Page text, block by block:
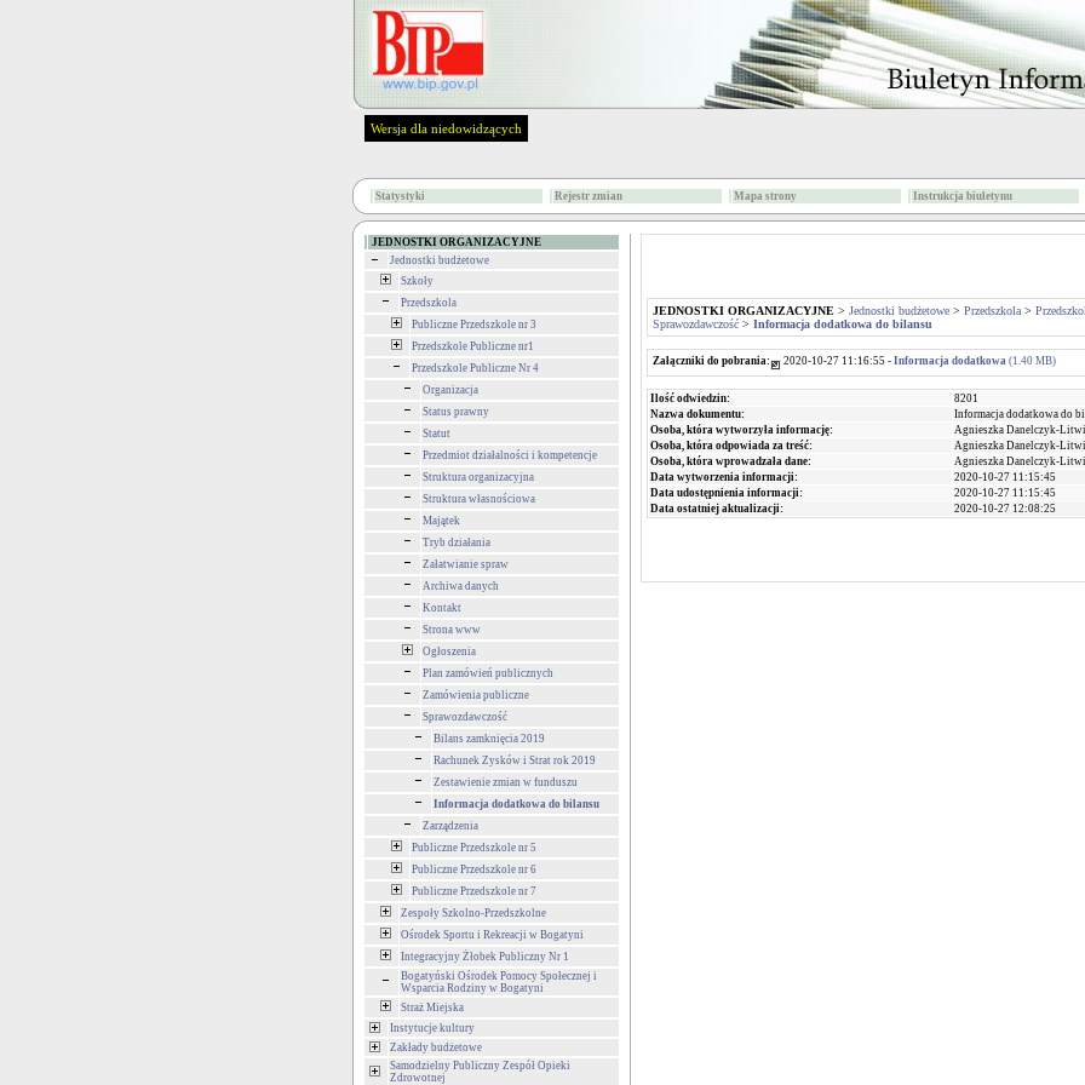
Wersja dla niedowidzących
Statystyki Rejestr zmian Mapa strony Instrukcja biuletynu
JEDNOSTKI ORGANIZACYJNE
Jednostki budżetowe
Szkoły
Przedszkola
Publiczne Przedszkole nr 3
Przedszkole Publiczne nr1
Przedszkole Publiczne Nr 4
Organizacja
Status prawny
Statut
Przedmiot działalności i kompetencje
Struktura organizacyjna
Struktura własnościowa
Majątek
Tryb działania
Załatwianie spraw
Archiwa danych
Kontakt
Strona www
Ogłoszenia
Plan zamówień publicznych
Zamówienia publiczne
Sprawozdawczość
Bilans zamknięcia 2019
Rachunek Zysków i Strat rok 2019
Zestawienie zmian w funduszu
Informacja dodatkowa do bilansu
Zarządzenia
Publiczne Przedszkole nr 5
Publiczne Przedszkole nr 6
Publiczne Przedszkole nr 7
Zespoły Szkolno-Przedszkolne
Ośrodek Sportu i Rekreacji w Bogatyni
Integracyjny Żłobek Publiczny Nr 1
Bogatyński Ośrodek Pomocy Społecznej i
Wsparcia Rodziny w Bogatyni
Straż Miejska
Instytucje kultury
Zakłady budżetowe
Samodzielny Publiczny Zespół Opieki
Zdrowotnej
JEDNOSTKI ORGANIZACYJNE > Jednostki budżetowe > Przedszkola >
Sprawozdawczość > Informacja dodatkowa do bilansu
Załączniki do pobrania: 2020-10-27 11:16:55 - Informacja dodatkowa (1.40 MB)
Ilość odwiedzin:
8201
Nazwa dokumentu:
Informacja dodatkowa do
Osoba, która wytworzyła informację:
Agnieszka Danelczyk-
Osoba, która odpowiada za treść:
Agnieszka Danelczyk-
Osoba, która wprowadzała dane:
Agnieszka Danelczyk-
Data wytworzenia informacji:
2020-10-27 11:15:45
Data udostępnienia informacji:
2020-10-27 11:15:45
Data ostatniej aktualizacji:
2020-10-27 12:08:25